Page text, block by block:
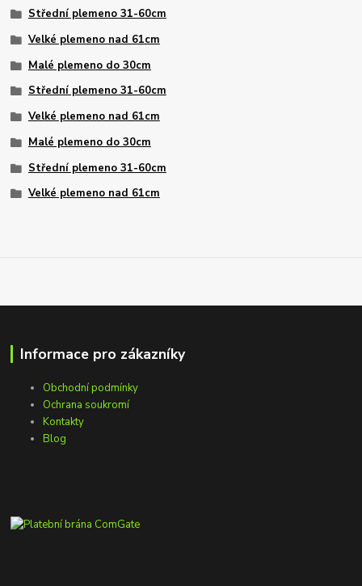
Střední plemeno 31-60cm
Velké plemeno nad 61cm
Malé plemeno do 30cm
Střední plemeno 31-60cm
Velké plemeno nad 61cm
Malé plemeno do 30cm
Střední plemeno 31-60cm
Velké plemeno nad 61cm
Informace pro zákazníky
Obchodní podmínky
Ochrana soukromí
Kontakty
Blog